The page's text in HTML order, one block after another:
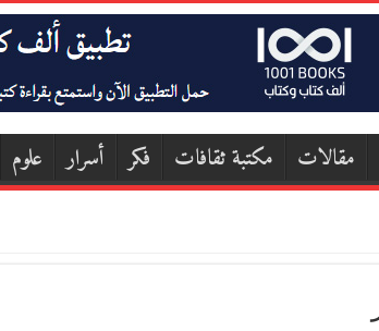
مقالات مكتبة ثقافات فكر أسرار علوم